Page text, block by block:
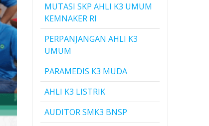
MUTASI SKP AHLI K3 UMUM
KEMNAKER RI
PERPANJANGAN AHLI K3
UMUM
PARAMEDIS K3 MUDA
AHLI K3 LISTRIK
AUDITOR SMK3 BNSP